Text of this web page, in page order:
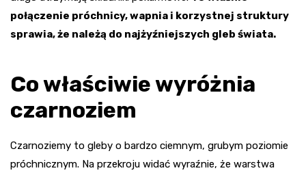
połączenie próchnicy, wapnia i korzystnej struktury
sprawia, że należą do najżyźniejszych gleb świata.
Co właściwie wyróżnia
czarnoziem
Czarnoziemy to gleby o bardzo ciemnym, grubym poziomie
próchnicznym. Na przekroju widać wyraźnie, że warstwa